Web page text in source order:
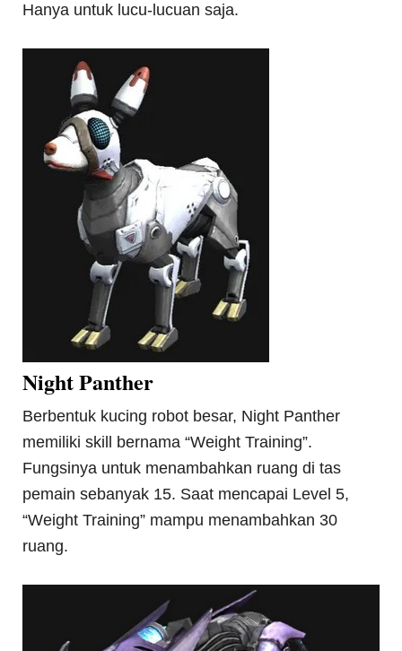
Hanya untuk lucu-lucuan saja.
Night Panther
Berbentuk kucing robot besar, Night Panther
memiliki skill bernama “Weight Training”.
Fungsinya untuk menambahkan ruang di tas
pemain sebanyak 15. Saat mencapai Level 5,
“Weight Training” mampu menambahkan 30
ruang.